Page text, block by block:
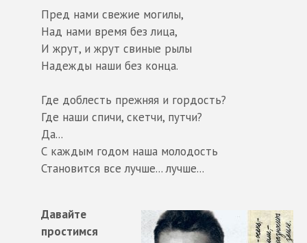
Пред нами свежие могилы,
Над нами время без лица,
И жрут, и жрут свиные рылы
Надежды наши без конца.
Где доблесть прежняя и гордость?
Где наши спичи, скетчи, путчи?
Да...
С каждым годом наша молодость
Становится все лучше... лучше...
Давайте
простимся